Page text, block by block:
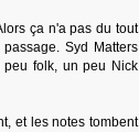
ça n'a pas du tout
Syd Matters
peu folk, un peu Nick
et les notes tombent